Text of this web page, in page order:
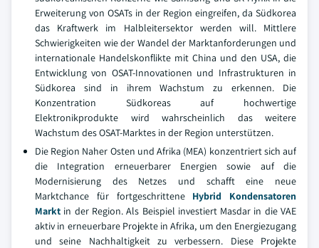
Erweiterung von OSATs in der Region eingreifen, da Südkorea
das Kraftwerk im Halbleitersektor werden will. Mittlere
Schwierigkeiten wie der Wandel der Marktanforderungen und
internationale Handelskonflikte mit China und den USA, die
Entwicklung von OSAT-Innovationen und Infrastrukturen in
Südkorea sind in ihrem Wachstum zu erkennen. Die
Konzentration Südkoreas auf hochwertige
Elektronikprodukte wird wahrscheinlich das weitere
Wachstum des OSAT-Marktes in der Region unterstützen.
Die Region Naher Osten und Afrika (MEA) konzentriert sich auf
die Integration erneuerbarer Energien sowie auf die
Modernisierung des Netzes und schafft eine neue
Marktchance für fortgeschrittene Hybrid Kondensatoren
Markt in der Region. Als Beispiel investiert Masdar in die VAE
aktiv in erneuerbare Projekte in Afrika, um den Energiezugang
und seine Nachhaltigkeit zu verbessern. Diese Projekte